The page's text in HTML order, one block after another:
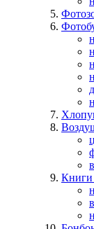
Книги